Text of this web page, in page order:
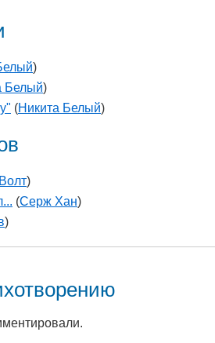
)
Белый)
(Никита Белый)
)
(Серж Хан)
)